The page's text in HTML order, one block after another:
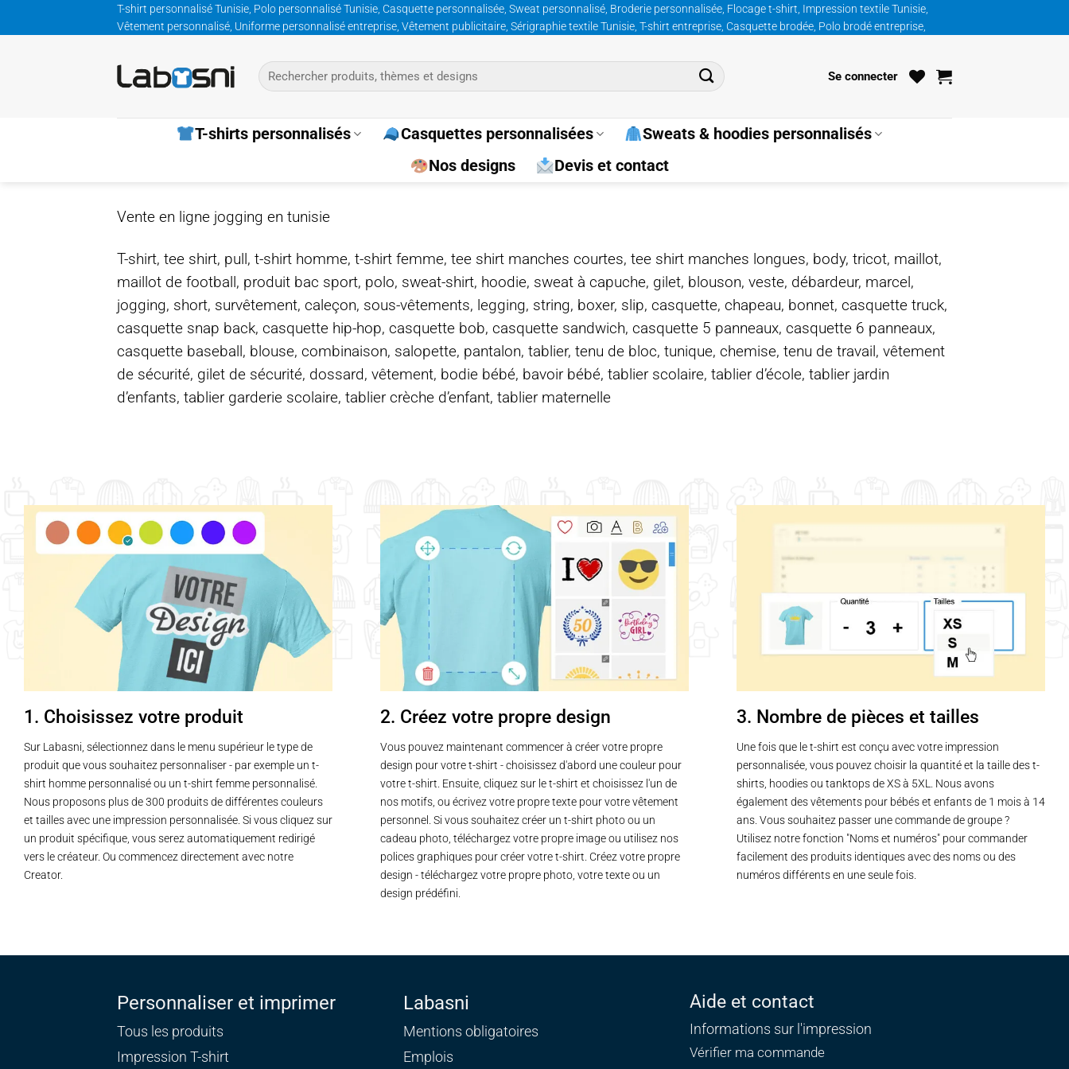
au
T-shirt personnalisé Tunisie, Polo personnalisé Tunisie, Casquette personnalisée, Sweat personnalisé, Broderie personnalisée, Flocage t-shirt, Impression textile Tunisie,
Vêtement personnalisé, Uniforme personnalisé entreprise, Vêtement publicitaire, Sérigraphie textile Tunisie, T-shirt entreprise, Casquette brodée, Polo brodé entreprise,
Recherche
pour :
Se connecter
T-shirts personnalisés Casquettes personnalisées
Sweats & hoodies personnalisés
Nos designs
Devis et contact
Vente en ligne jogging en tunisie
T-shirt, tee shirt, pull, t-shirt homme, t-shirt femme, tee shirt manches courtes, tee shirt manches longues, body, tricot, maillot,
maillot de football, produit bac sport, polo, sweat-shirt, hoodie, sweat à capuche, gilet, blouson, veste, débardeur, marcel,
jogging, short, survêtement, caleçon, sous-vêtements, legging, string, boxer, slip, casquette, chapeau, bonnet, casquette truck,
casquette snap back, casquette hip-hop, casquette bob, casquette sandwich, casquette 5 panneaux, casquette 6 panneaux,
casquette baseball, blouse, combinaison, salopette, pantalon, tablier, tenu de bloc, tunique, chemise, tenu de travail, vêtement
de sécurité, gilet de sécurité, dossard, vêtement, bodie bébé, bavoir bébé, tablier scolaire, tablier d’école, tablier jardin
d’enfants, tablier garderie scolaire, tablier crèche d’enfant, tablier maternelle
1. Choisissez votre produit
Sur Labasni, sélectionnez dans le menu supérieur le type de
produit que vous souhaitez personnaliser - par exemple un t-
shirt homme personnalisé ou un t-shirt femme personnalisé.
Nous proposons plus de 300 produits de différentes couleurs
et tailles avec une impression personnalisée. Si vous cliquez sur
un produit spécifique, vous serez automatiquement redirigé
vers le créateur. Ou commencez directement avec notre
Creator.
2. Créez votre propre design
Vous pouvez maintenant commencer à créer votre propre
design pour votre t-shirt - choisissez d'abord une couleur pour
votre t-shirt. Ensuite, cliquez sur le t-shirt et choisissez l'un de
nos motifs, ou écrivez votre propre texte pour votre vêtement
personnel. Si vous souhaitez créer un t-shirt photo ou un
cadeau photo, téléchargez votre propre image ou utilisez nos
polices graphiques pour créer votre t-shirt. Créez votre propre
design - téléchargez votre propre photo, votre texte ou un
design prédéfini.
3. Nombre de pièces et tailles
Une fois que le t-shirt est conçu avec votre impression
personnalisée, vous pouvez choisir la quantité et la taille des t-
shirts, hoodies ou tanktops de XS à 5XL. Nous avons
également des vêtements pour bébés et enfants de 1 mois à 14
ans. Vous souhaitez passer une commande de groupe ?
Utilisez notre fonction "Noms et numéros" pour commander
facilement des produits identiques avec des noms ou des
numéros différents en une seule fois.
Personnaliser et imprimer
Tous les produits
Impression T-shirt
Labasni
Mentions obligatoires
Emplois
Aide et contact
Informations sur l'impression
Vérifier ma commande